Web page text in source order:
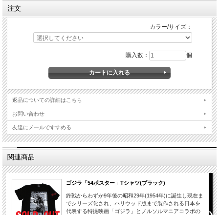
注文
カラー/サイズ：
購入数： 個
返品についての詳細はこちら
お問い合わせ
友達にメールですすめる
関連商品
ゴジラ「54ポスター」Tシャツ(ブラック)
終戦からわずか9年後の昭和29年(1954年)に誕生し現在ま
でシリーズ化され、ハリウッド版まで製作される日本を
代表する特撮映画「ゴジラ」とノルソルマニアコラボの